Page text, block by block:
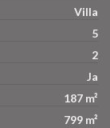
Villa
5
2
Ja
187 m²
799 m²